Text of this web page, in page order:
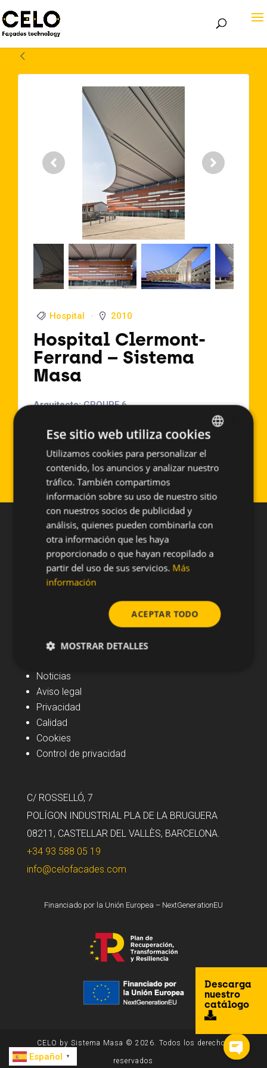
Hospital 2010
Hospital Clermont-
Ferrand – Sistema
Masa
Arquitecto:GROUPE 6
Año de Ejecución:2010
Superficie aproximada:
Sistema empleado:
PF-ALU/HPL
Navegación
Noticias
Aviso legal
Privacidad
Calidad
Cookies
Control de privacidad
C/ ROSSELLÓ, 7
POLÍGON INDUSTRIAL PLA DE LA BRUGUERA
08211, CASTELLAR DEL VALLÈS, BARCELONA.
+34 93 588 05 19
info@celofacades.com
Descarga
nuestro
catálogo
Financiado por la Unión Europea – NextGenerationEU
CELO by Sistema Masa © 2026. Todos los derechos
reservados
Español ▼
SPANISH
ENGLISH
Ese sitio web utiliza cookies
Utilizamos cookies para personalizar el
contenido, los anuncios y analizar nuestro
tráfico. También compartimos
información sobre su uso de nuestro sitio
con nuestros socios de publicidad y
análisis, quienes pueden combinarla con
otra información que les haya
proporcionado o que hayan recopilado a
partir del uso de sus servicios. Más
información
ACEPTAR TODO
MOSTRAR DETALLES